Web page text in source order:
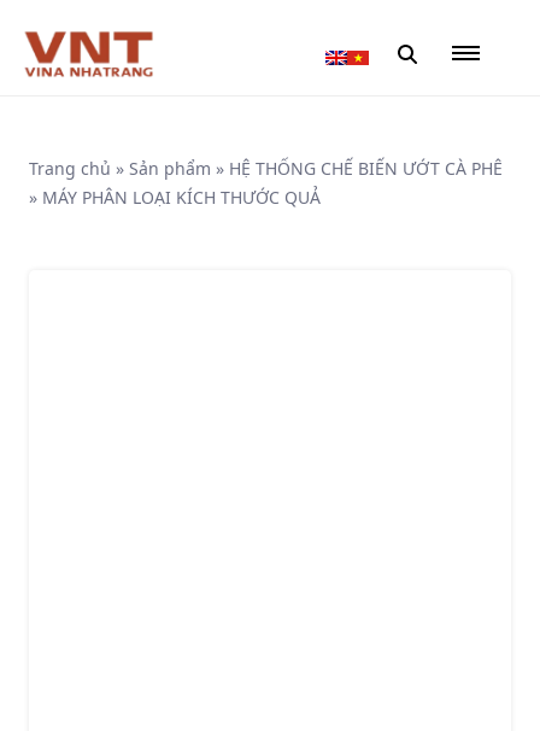
Trang chủ » Sản phẩm » HỆ THỐNG CHẾ BIẾN ƯỚT CÀ PHÊ
» MÁY PHÂN LOẠI KÍCH THƯỚC QUẢ